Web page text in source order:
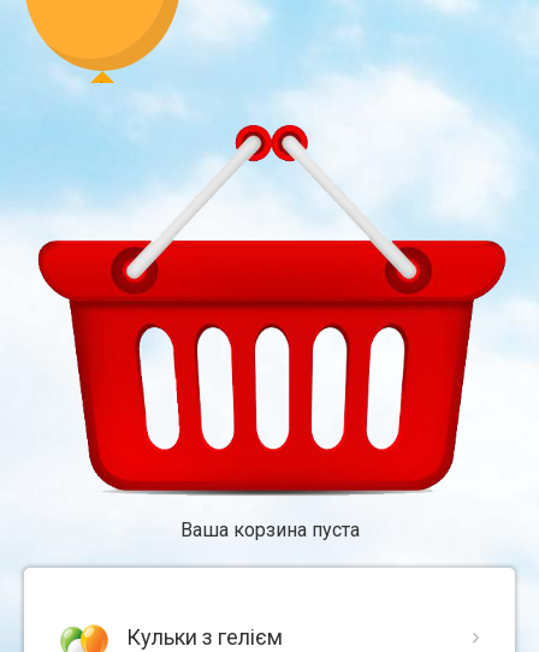
Ваша корзина пуста
Кульки з гелієм